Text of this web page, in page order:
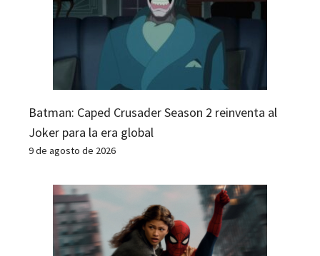
Batman: Caped Crusader Season 2 reinventa al
Joker para la era global
9 de agosto de 2026